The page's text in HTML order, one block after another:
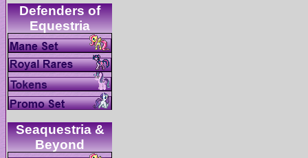
Defenders of
Seaquestria &